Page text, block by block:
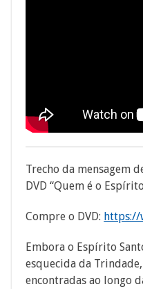
Trecho da mensagem
DVD “Quem é o
Compre o DVD: https://
Embora o Espírito
esquecida da
encontradas ao longo